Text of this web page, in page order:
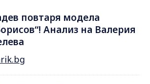
повтаря модела
Анализ на Валерия